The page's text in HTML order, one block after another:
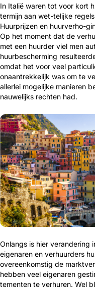
In Italië waren tot voor kort
termijn aan wet-telijke
Huurprijzen en huurverho-
Op het moment dat de
met een huurder viel men
huurbe­scherming
omdat het voor veel
onaantrekkelijk was om te
allerlei mogelijke manieren
nauwelijks rechten had.
Onlangs is hier verandering
eigenaren en verhuurders
overeenkomstig de
hebben veel eigenaren
tementen te verhu­ren. Wel